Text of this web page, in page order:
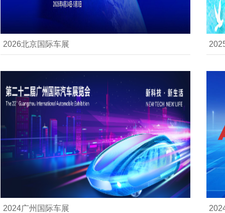
2026北京国际车展
2024广州国际车展